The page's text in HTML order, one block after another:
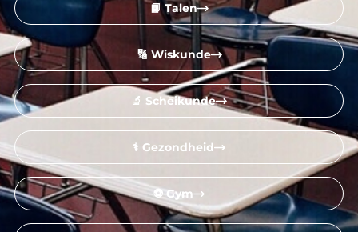
📙 Talen
🔢 Wiskunde
🔬 Scheikunde
⚕️ Gezondheid
⚽ Gym